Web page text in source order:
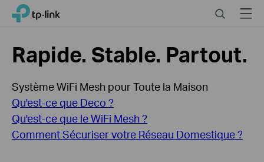
Click
navigation
TP-Link, Reliably Smart SearchMenu
Rapide. Stable. Partout.
Système WiFi Mesh pour Toute la Maison
Qu'est-ce que Deco ?
Qu'est-ce que le WiFi Mesh ?
Comment Sécuriser votre Réseau Domestique ?